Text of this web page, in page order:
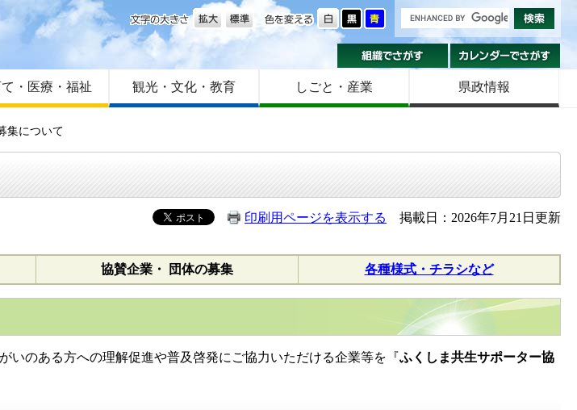
ての方へ
language
マップ
色を変える
文字の大きさ
組織でさがす
・医療・福祉 観光・文化・教育 しごと・産業 県政情報
集について
印刷用ページを表示する 掲載日：2026年7月21日更新
協賛企業・ 団体の募集 各種様式・チラシなど
いのある方への理解促進や普及啓発にご協力いただける企業等を『ふくしま共生サポーター協